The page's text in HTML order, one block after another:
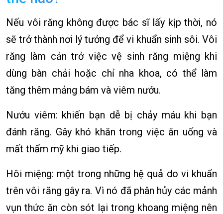
Nếu vôi răng không được bác sĩ lấy kịp thời, nó
sẽ trở thành nơi lý tưởng để vi khuẩn sinh sôi. Vôi
răng làm cản trở việc vệ sinh răng miệng khi
dùng bàn chải hoặc chỉ nha khoa, có thể làm
tăng thêm mảng bám và viêm nướu.
Nướu viêm: khiến bạn dễ bị chảy máu khi bạn
đánh răng. Gây khó khăn trong việc ăn uống và
mất thẩm mỹ khi giao tiếp.
Hôi miệng: một trong những hệ quả do vi khuẩn
trên vôi răng gây ra. Vì nó đã phân hủy các mảnh
vụn thức ăn còn sót lại trong khoang miệng nên